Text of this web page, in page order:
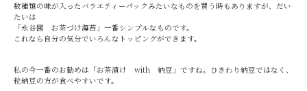
数種類の味が入ったバラエティーパックみたいなものを買う時もありますが、だい
たいは
「永谷園 お茶づけ海苔」一番シンプルなものです。
これなら自分の気分でいろんなトッピングができます。
私の今一番のお勧めは「お茶漬け with 納豆」ですね。ひきわり納豆ではなく、
粒納豆の方が食べやすいです。